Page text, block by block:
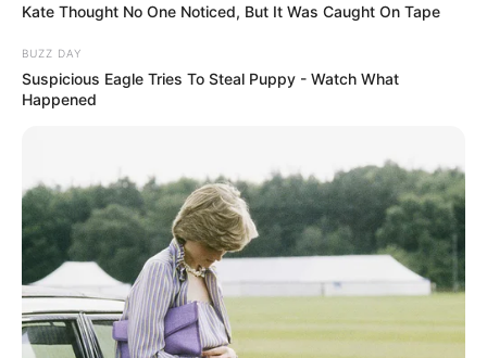
Cesta feita com jeans – reaproveite aquela calça
velha
Bolsa de Calça Jeans Passo a Passo
Materiais necessários
Kate Thought No One Noticed, But It Was Caught On Tape
BUZZ DAY
Suspicious Eagle Tries To Steal Puppy - Watch What
Happened